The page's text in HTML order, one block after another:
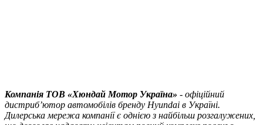
Компанія ТOВ «Хюндай Мотор Україна» - офіційний
дистриб’ютор автомобілів бренду Hyundai в Україні.
Дилерська мережа компанії є однією з найбільш розгалужених,